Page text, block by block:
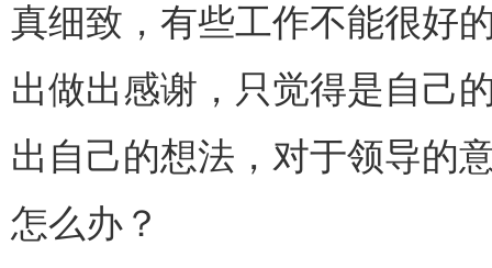
真细致，有些工作不能很好
出做出感谢，只觉得是自己
出自己的想法，对于领导的
怎么办？